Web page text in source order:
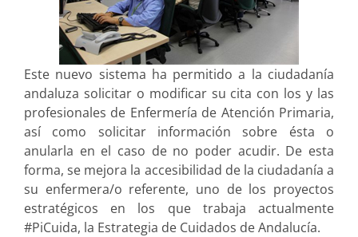
Este nuevo sistema ha permitido a la ciudadanía
andaluza solicitar o modificar su cita con los y las
profesionales de Enfermería de Atención Primaria,
así como solicitar información sobre ésta o
anularla en el caso de no poder acudir. De esta
forma, se mejora la accesibilidad de la ciudadanía a
su enfermera/o referente, uno de los proyectos
estratégicos en los que trabaja actualmente
#PiCuida, la Estrategia de Cuidados de Andalucía.